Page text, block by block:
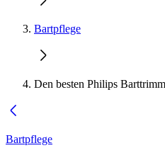
Bartpflege
Den besten Philips
Bartpflege